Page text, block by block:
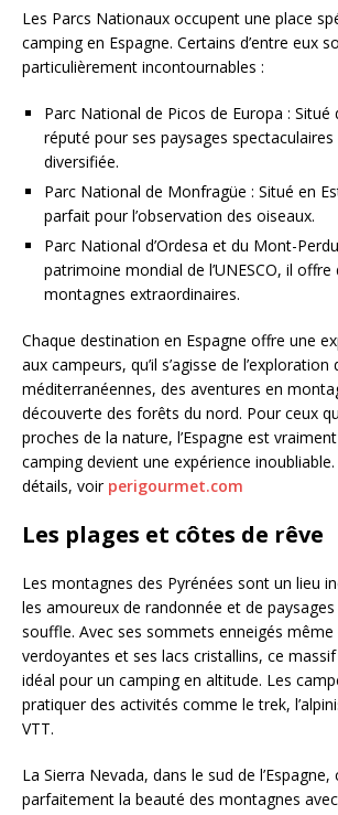
Les Parcs Nationaux occupent une place
camping en Espagne. Certains d’entre eux
particulièrement incontournables :
Parc National de Picos de Europa :
réputé pour ses paysages
diversifiée.
Parc National de Monfragüe : Situé en
parfait pour l’observation des oiseaux.
Parc National d’Ordesa et du Mont-
patrimoine mondial de l’UNESCO, il offre
montagnes extraordinaires.
Chaque destination en Espagne offre une
aux campeurs, qu’il s’agisse de l’exploration
méditerranéennes, des aventures en
découverte des forêts du nord. Pour ceux
proches de la nature, l’Espagne est
camping devient une expérience
détails, voir perigourmet.com
Les plages et côtes de rêve
Les montagnes des Pyrénées sont un lieu
les amoureux de randonnée et de
souffle. Avec ses sommets enneigés même
verdoyantes et ses lacs cristallins, ce
idéal pour un camping en altitude. Les
pratiquer des activités comme le trek,
VTT.
La Sierra Nevada, dans le sud de l’Espagne,
parfaitement la beauté des montagnes